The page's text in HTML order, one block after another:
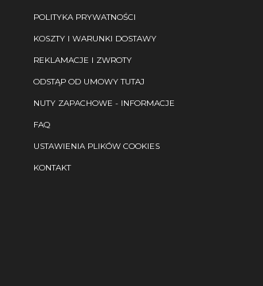
POLITYKA PRYWATNOŚCI
KOSZTY I WARUNKI DOSTAWY
REKLAMACJE I ZWROTY
ODSTĄP OD UMOWY TUTAJ
NUTY ZAPACHOWE - INFORMACJE
FAQ
USTAWIENIA PLIKÓW COOKIES
KONTAKT